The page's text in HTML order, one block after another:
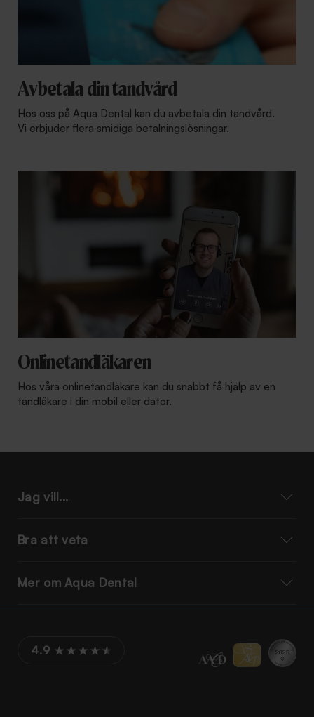
Avbetala din tandvård
Hos oss på Aqua Dental kan du avbetala din tandvård.
Vi erbjuder flera smidiga betalningslösningar.
Onlinetandläkaren
Hos våra onlinetandläkare kan du snabbt få hjälp av en
tandläkare i din mobil eller dator.
Jag vill...
Bra att veta
Mer om Aqua Dental
4.9